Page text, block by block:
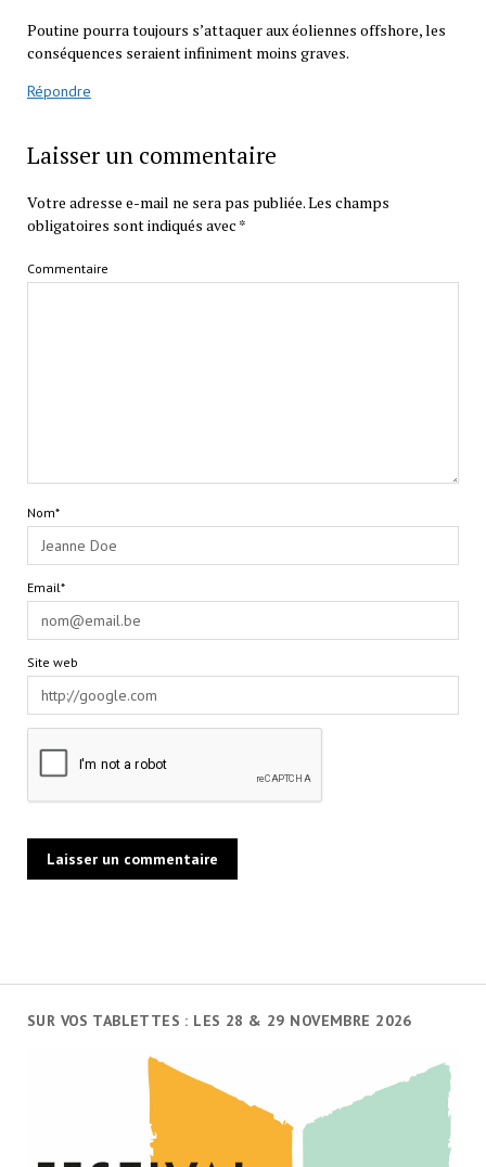
SUR VOS TABLETTES : LES 28 & 29 NOVEMBRE 2026
Poutine pourra toujours s’attaquer aux éoliennes offshore, les
conséquences seraient infiniment moins graves.
Répondre
Laisser un commentaire
Votre adresse e-mail ne sera pas publiée.Les champs
obligatoires sont indiqués avec *
Commentaire
Nom*
Email*
Site web